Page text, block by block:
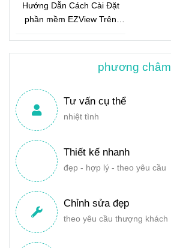
Hướng Dẫn Cách Cài Đặt
phần mềm EZView Trên
phương châm
Tư vấn cụ thể
nhiệt tình
Thiết kế nhanh
đẹp - hợp lý - theo yêu cầu
Chỉnh sửa đẹp
theo yêu cầu thượng khách